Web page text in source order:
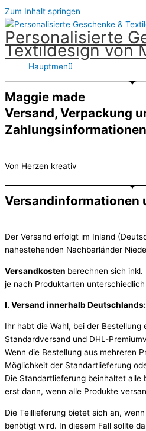
Zum Inhalt springen
Personalisierte
Textildesign von
Hauptmenü
Maggie made
Versand, Verpackung
Zahlungsinformationen
Von Herzen kreativ
Versandinformationen
Der Versand erfolgt im Inland
nahestehenden Nachbarländer
Versandkosten berechnen sich
je nach Produktarten
I. Versand innerhalb Deutschlands:
Ihr habt die Wahl, bei der Bestellung
Standardversand und DHL-
Wenn die Bestellung aus mehreren
Möglichkeit der Standartlieferung
Die Standartlieferung beinhaltet alle
erst dann, wenn alle Produkte
Die Teillieferung bietet sich an,
benötigt wird. In diesem Fall sollte